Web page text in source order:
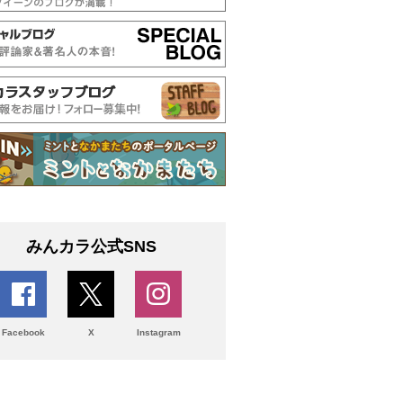
みんカラ公式SNS
Facebook X Instagram